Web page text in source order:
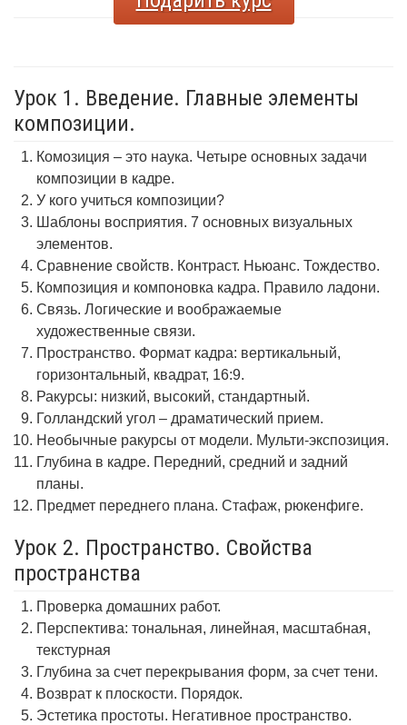
Урок 1. Введение. Главные элементы
композиции.
Комозиция – это наука. Четыре основных задачи
композиции в кадре.
У кого учиться композиции?
Шаблоны восприятия. 7 основных визуальных
элементов.
Сравнение свойств. Контраст. Ньюанс. Тождество.
Композиция и компоновка кадра. Правило ладони.
Связь. Логические и воображаемые
художественные связи.
Пространство. Формат кадра: вертикальный,
горизонтальный, квадрат, 16:9.
Ракурсы: низкий, высокий, стандартный.
Голландский угол – драматический прием.
Необычные ракурсы от модели. Мульти-экспозиция.
Глубина в кадре. Передний, средний и задний
планы.
Предмет переднего плана. Стафаж, рюкенфиге.
Урок 2. Пространство. Свойства
пространства
Проверка домашних работ.
Перспектива: тональная, линейная, масштабная,
текстурная
Глубина за счет перекрывания форм, за счет тени.
Возврат к плоскости. Порядок.
Эстетика простоты. Негативное пространство.